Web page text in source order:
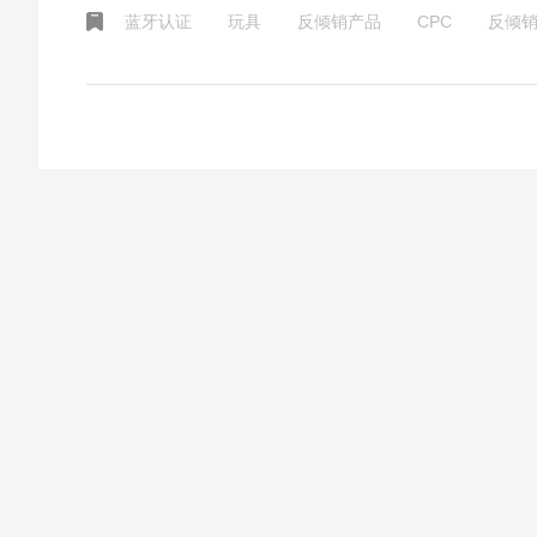
蓝牙认证 玩具 反倾销产品 CPC 反倾销